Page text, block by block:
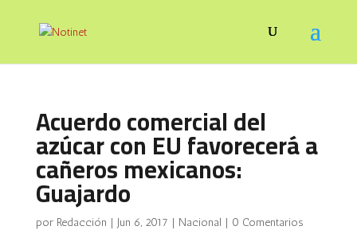
Acuerdo comercial del
azúcar con EU favorecerá a
cañeros mexicanos:
Guajardo
por Redacción | Jun 6, 2017 | Nacional | 0 Comentarios